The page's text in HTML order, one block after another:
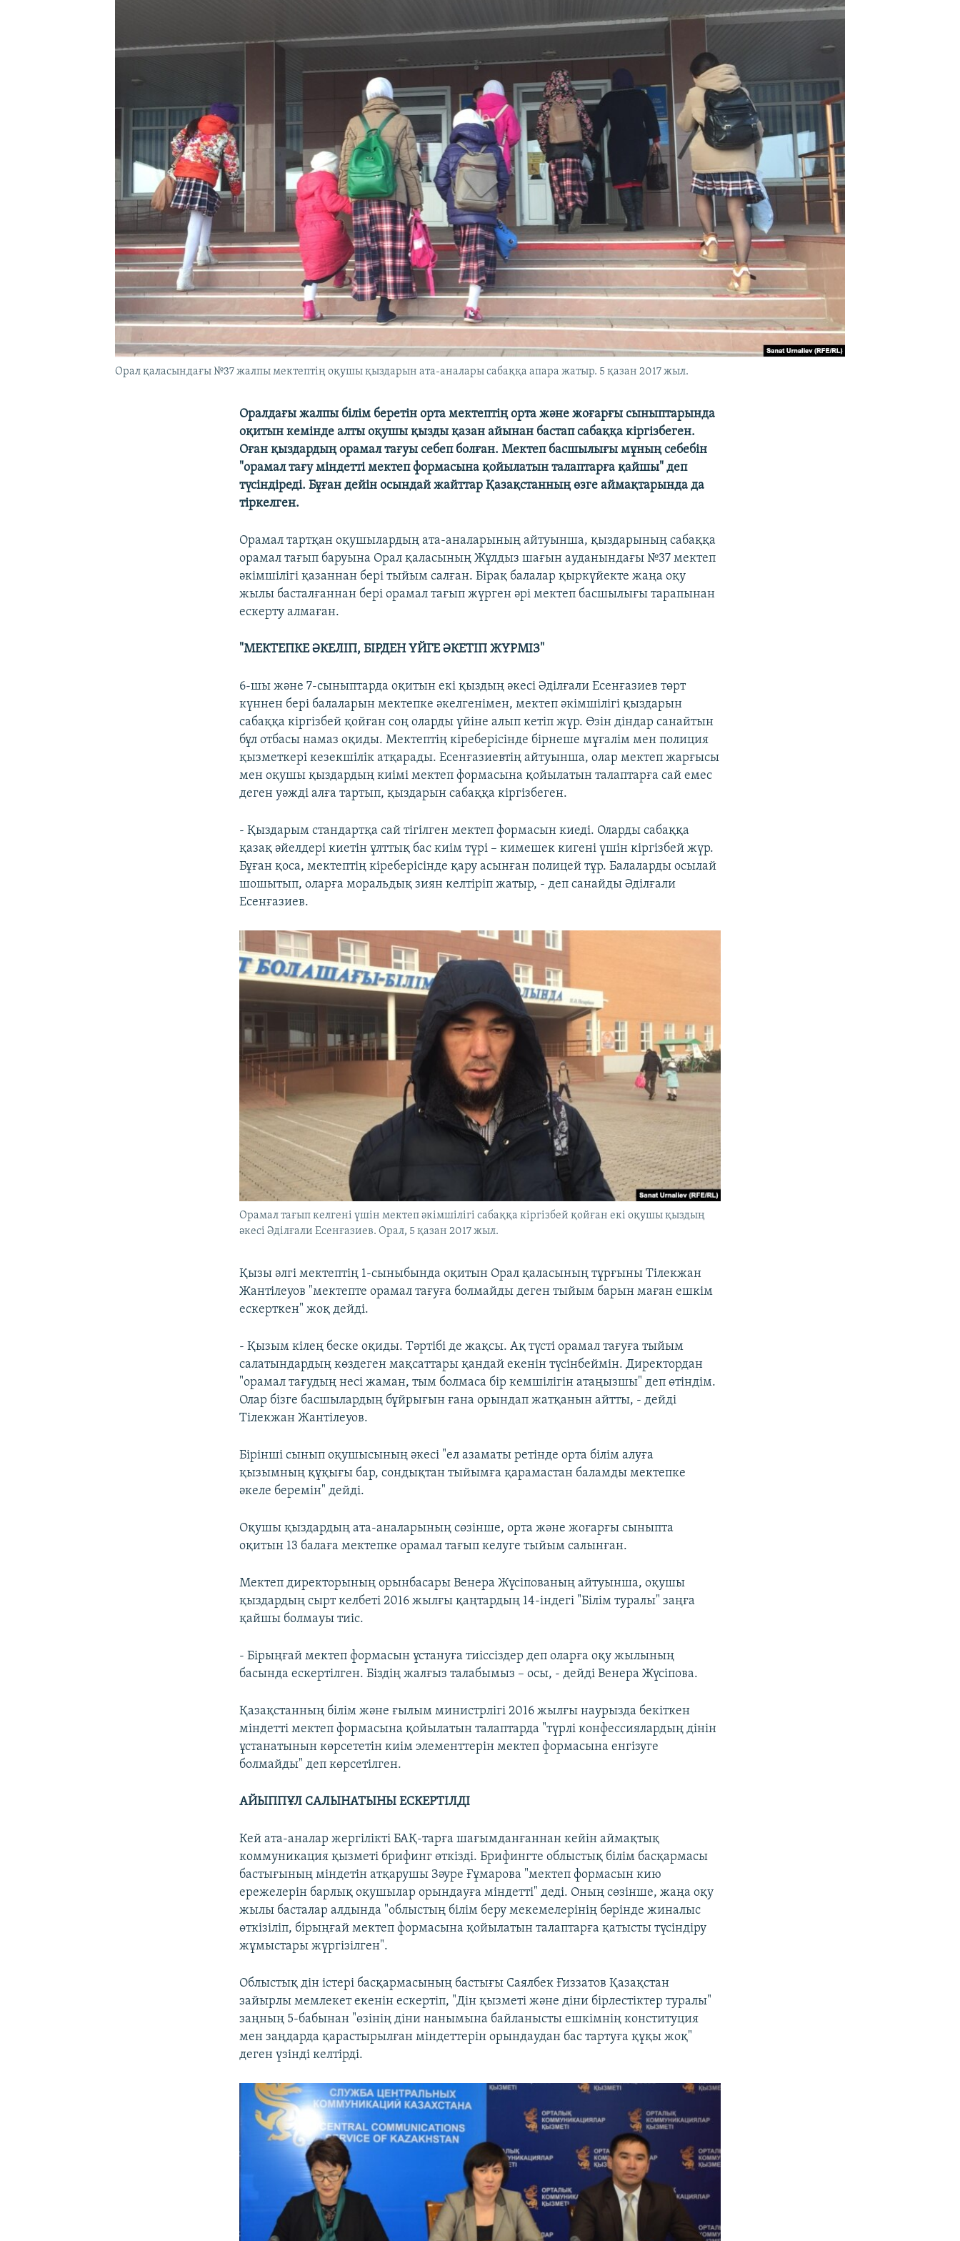
Орал қаласындағы №37 жалпы мектептің оқушы қыздарын ата-аналары сабаққа апара жатыр. 5 қазан 2017 жыл.
Оралдағы жалпы білім беретін орта мектептің орта және жоғарғы сыныптарында
оқитын кемінде алты оқушы қызды қазан айынан бастап сабаққа кіргізбеген.
Оған қыздардың орамал тағуы себеп болған. Мектеп басшылығы мұның себебін
"орамал тағу міндетті мектеп формасына қойылатын талаптарға қайшы" деп
түсіндіреді. Бұған дейін осындай жайттар Қазақстанның өзге аймақтарында да
тіркелген.
Орамал тартқан оқушылардың ата-аналарының айтуынша, қыздарының сабаққа
орамал тағып баруына Орал қаласының Жұлдыз шағын ауданындағы №37 мектеп
әкімшілігі қазаннан бері тыйым салған. Бірақ балалар қыркүйекте жаңа оқу
жылы басталғаннан бері орамал тағып жүрген әрі мектеп басшылығы тарапынан
ескерту алмаған.
"МЕКТЕПКЕ ӘКЕЛІП, БІРДЕН ҮЙГЕ ӘКЕТІП ЖҮРМІЗ"
6-шы және 7-сыныптарда оқитын екі қыздың әкесі Әділғали Есенғазиев төрт
күннен бері балаларын мектепке әкелгенімен, мектеп әкімшілігі қыздарын
сабаққа кіргізбей қойған соң оларды үйіне алып кетіп жүр. Өзін діндар санайтын
бұл отбасы намаз оқиды. Мектептің кіреберісінде бірнеше мұғалім мен полиция
қызметкері кезекшілік атқарады. Есенғазиевтің айтуынша, олар мектеп жарғысы
мен оқушы қыздардың киімі мектеп формасына қойылатын талаптарға сай емес
деген уәжді алға тартып, қыздарын сабаққа кіргізбеген.
- Қыздарым стандартқа сай тігілген мектеп формасын киеді. Оларды сабаққа
қазақ әйелдері киетін ұлттық бас киім түрі – кимешек кигені үшін кіргізбей жүр.
Бұған қоса, мектептің кіреберісінде қару асынған полицей тұр. Балаларды осылай
шошытып, оларға моральдық зиян келтіріп жатыр, - деп санайды Әділғали
Есенғазиев.
Орамал тағып келгені үшін мектеп әкімшілігі сабаққа кіргізбей қойған екі оқушы қыздың
әкесі Әділғали Есенғазиев. Орал, 5 қазан 2017 жыл.
Қызы әлгі мектептің 1-сыныбында оқитын Орал қаласының тұрғыны Тілекжан
Жантілеуов "мектепте орамал тағуға болмайды деген тыйым барын маған ешкім
ескерткен" жоқ дейді.
- Қызым кілең беске оқиды. Тәртібі де жақсы. Ақ түсті орамал тағуға тыйым
салатындардың көздеген мақсаттары қандай екенін түсінбеймін. Директордан
"орамал тағудың несі жаман, тым болмаса бір кемшілігін атаңызшы" деп өтіндім.
Олар бізге басшылардың бұйрығын ғана орындап жатқанын айтты, - дейді
Тілекжан Жантілеуов.
Бірінші сынып оқушысының әкесі "ел азаматы ретінде орта білім алуға
қызымның құқығы бар, сондықтан тыйымға қарамастан баламды мектепке
әкеле беремін" дейді.
Оқушы қыздардың ата-аналарының сөзінше, орта және жоғарғы сыныпта
оқитын 13 балаға мектепке орамал тағып келуге тыйым салынған.
Мектеп директорының орынбасары Венера Жүсіпованың айтуынша, оқушы
қыздардың сырт келбеті 2016 жылғы қаңтардың 14-індегі "Білім туралы" заңға
қайшы болмауы тиіс.
- Бірыңғай мектеп формасын ұстануға тиіссіздер деп оларға оқу жылының
басында ескертілген. Біздің жалғыз талабымыз – осы, - дейді Венера Жүсіпова.
Қазақстанның білім және ғылым министрлігі 2016 жылғы наурызда бекіткен
міндетті мектеп формасына қойылатын талаптарда "түрлі конфессиялардың дінін
ұстанатынын көрсететін киім элементтерін мектеп формасына енгізуге
болмайды" деп көрсетілген.
АЙЫППҰЛ САЛЫНАТЫНЫ ЕСКЕРТІЛДІ
Кей ата-аналар жергілікті БАҚ-тарға шағымданғаннан кейін аймақтық
коммуникация қызметі брифинг өткізді. Брифингте облыстық білім басқармасы
бастығының міндетін атқарушы Зәуре Ғұмарова "мектеп формасын кию
ережелерін барлық оқушылар орындауға міндетті" деді. Оның сөзінше, жаңа оқу
жылы басталар алдында "облыстың білім беру мекемелерінің бәрінде жиналыс
өткізіліп, бірыңғай мектеп формасына қойылатын талаптарға қатысты түсіндіру
жұмыстары жүргізілген".
Облыстық дін істері басқармасының бастығы Саялбек Ғиззатов Қазақстан
зайырлы мемлекет екенін ескертіп, "Дін қызметі және діни бірлестіктер туралы"
заңның 5-бабынан "өзінің діни нанымына байланысты ешкімнің конституция
мен заңдарда қарастырылған міндеттерін орындаудан бас тартуға құқы жоқ"
деген үзінді келтірді.